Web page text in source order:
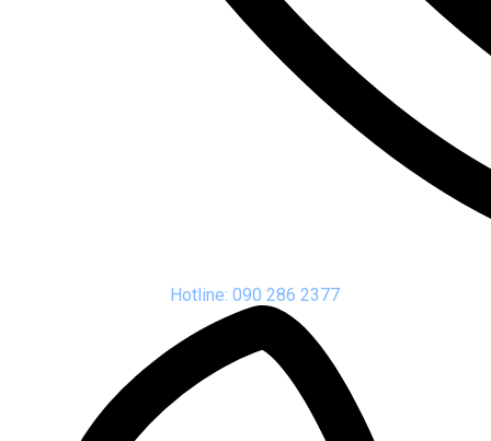
Hotline: 090 286 2377